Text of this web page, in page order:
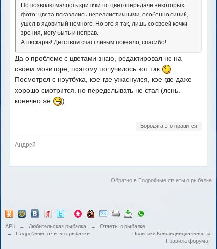
Но позволю малость критики по цветопередаче некоторых
фото: цвета показались нереалистичными, особенно синий,
ушел в ядовитый немного. Но это я так, лишь со своей кочки
зрения, могу быть и неправ.
А пескарик! Детством счастливым повеяло, спасибо!
Да о проблеме с цветами знаю, редактировал не на
своем мониторе, поэтому получилось вот так
Посмотрел с ноутбука, кое-где ужаснулся, кое где даже
хорошо смотрится, но переделывать не стал (лень,
конечно же
)
Бородяга это нравится
Андрей
Обратно в Подробные отчеты о рыбалке
АРК → Любительская рыбалка →
Отчеты о рыбалке
→
Подробные отчеты о рыбалке
Политика Конфиденциальности
Правила форума·